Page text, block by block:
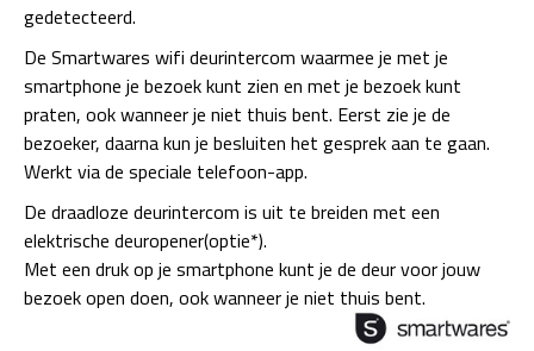
gedetecteerd.
De Smartwares wifi deurintercom waarmee je met je
smartphone je bezoek kunt zien en met je bezoek kunt
praten, ook wanneer je niet thuis bent. Eerst zie je de
bezoeker, daarna kun je besluiten het gesprek aan te gaan.
Werkt via de speciale telefoon-app.
De draadloze deurintercom is uit te breiden met een
elektrische deuropener(optie*).
Met een druk op je smartphone kunt je de deur voor jouw
bezoek open doen, ook wanneer je niet thuis bent.